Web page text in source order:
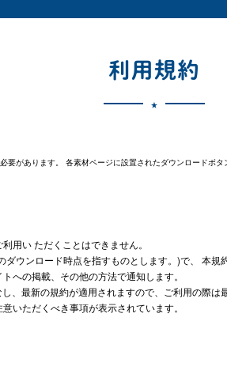
利用規約
があります。 各素材ページに設置されたダウンロードボタ
用い ただくことはできません。
ウンロード時点を指すものとします。)で、 本規
への掲載、その他の方法で通知します。
最新の規約が適用されますので、ご利用の際は
いただくべき事項が表示されています。